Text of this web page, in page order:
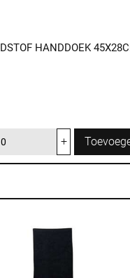
HANDDOEK
+